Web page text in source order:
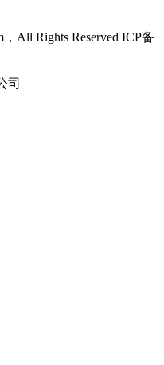
All Rights Reserved ICP备
司